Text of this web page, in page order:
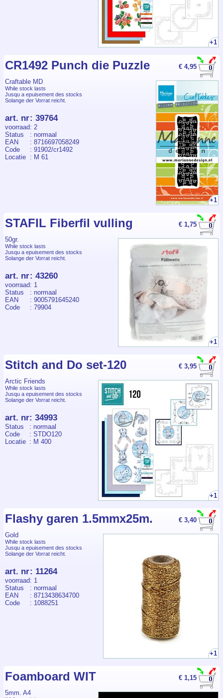
+1
€ 4,95
CR1492 Punch die Puzzle
Craftable MD
+1
While stock lasts
Jusqu a epuisement des stocks
Solange der Vorrat reicht.
art. nr: 39764
voorraad: 2
Status
: normaal
EAN
: 8716697058249
Code
: 91902/cr1492
Locatie : M 61
€ 1,75
STAFIL Fiberfil vulling
50gr.
+1
While stock lasts
Jusqu a epuisement des stocks
Solange der Vorrat reicht.
art. nr: 43260
voorraad: 1
Status
: normaal
EAN
: 9005791645240
Code
: 79904
€ 3,95
Stitch and Do set-120
Arctic Friends
+1
While stock lasts
Jusqu a epuisement des stocks
Solange der Vorrat reicht.
art. nr: 34993
Status
: normaal
Code
: STDO120
Locatie : M 400
€ 3,40
Flashy garen 1.5mmx25m.
Gold
+1
While stock lasts
Jusqu a epuisement des stocks
Solange der Vorrat reicht.
art. nr: 11264
voorraad: 1
Status
: normaal
EAN
: 8713438634700
Code
: 1088251
€ 1,15
Foamboard WIT
5mm. A4